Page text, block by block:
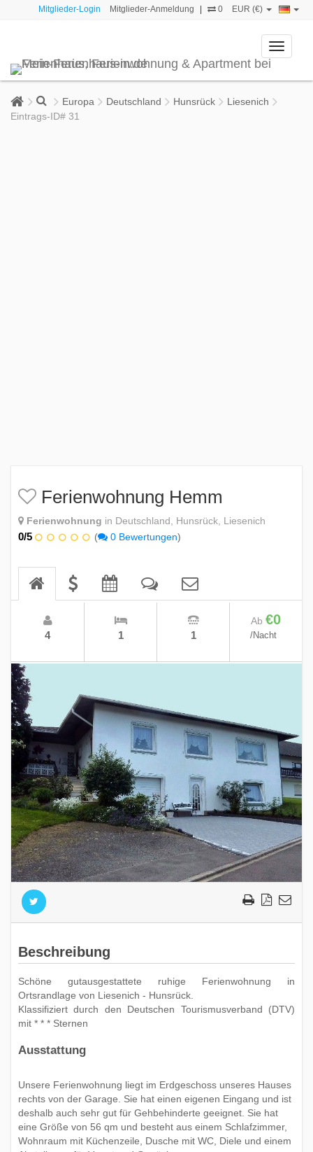
Mitglieder-Login Mitglieder-Anmeldung 0 EUR (€)
Toggle
Europa Deutschland Hunsrück
Liesenich
Eintrags-ID# 31
Ferienwohnung Hemm
Ferienwohnung in Deutschland, Hunsrück, Liesenich
0/5 ( 0 Bewertungen)
4 1 1
Ab €0
/Nacht
Beschreibung
Schöne gutausgestattete ruhige Ferienwohnung in
Ortsrandlage von Liesenich - Hunsrück.
Klassifiziert durch den Deutschen Tourismusverband (DTV)
mit * * * Sternen
Ausstattung
Unsere Ferienwohnung liegt im Erdgeschoss unseres Hauses
rechts von der Garage. Sie hat einen eigenen Eingang und ist
deshalb auch sehr gut für Gehbehinderte geeignet. Sie hat
eine Größe von 56 qm und besteht aus einem Schlafzimmer,
Wohnraum mit Küchenzeile, Dusche mit WC, Diele und einem